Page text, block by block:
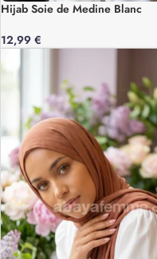
Hijab Soie de Medine Blanc
12,99 €